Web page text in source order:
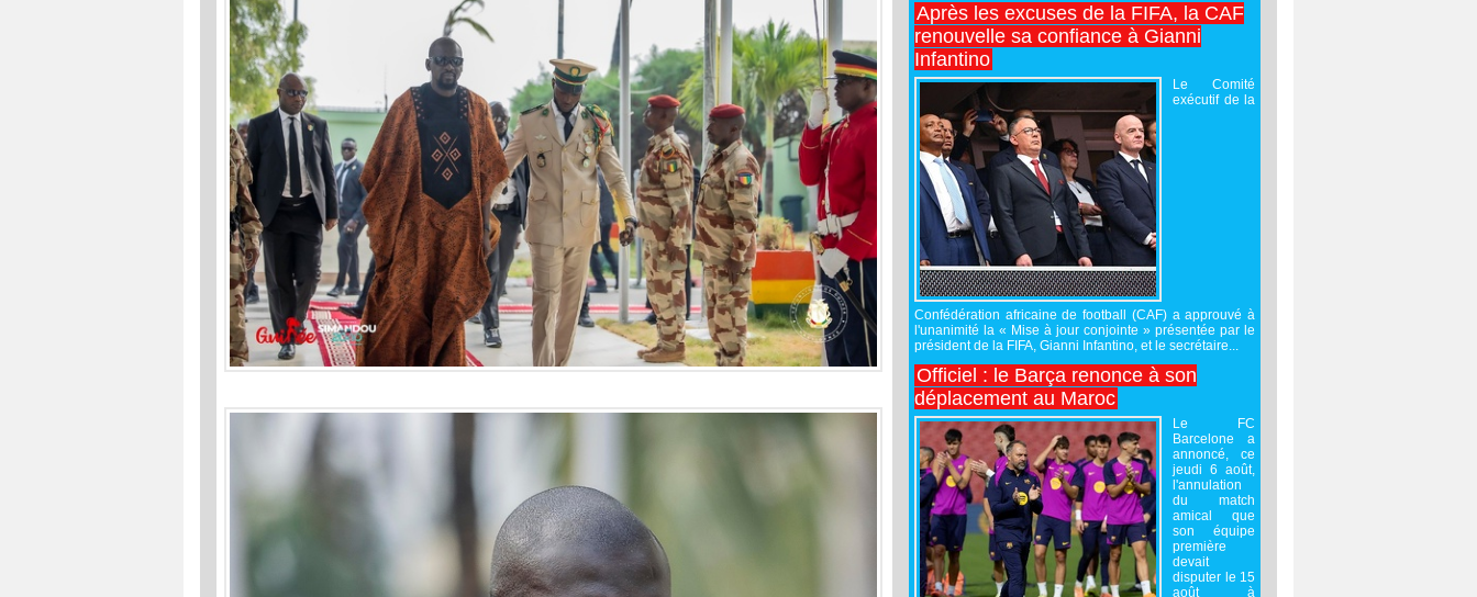
Après les excuses de la FIFA, la CAF
renouvelle sa confiance à Gianni
Infantino
Le Comité
exécutif de la
Confédération africaine de football (CAF) a approuvé à
l'unanimité la « Mise à jour conjointe » présentée par le
président de la FIFA, Gianni Infantino, et le secrétaire...
Officiel : le Barça renonce à son
déplacement au Maroc
Le FC
Barcelone a
annoncé, ce
jeudi 6 août,
l'annulation
du match
amical que
son équipe
première
devait
disputer le 15
août à